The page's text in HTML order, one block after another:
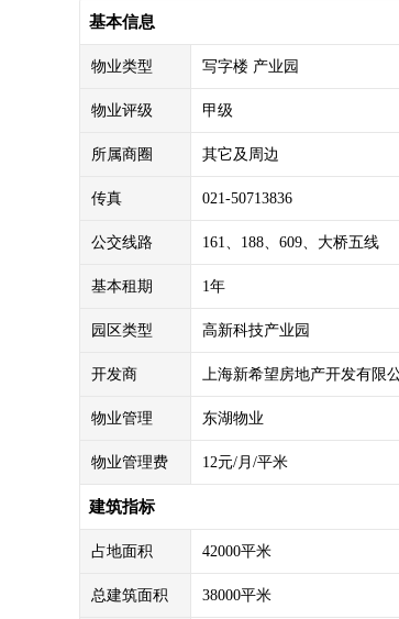
基本信息
物业类型 写字楼 产业园
物业评级 甲级
所属商圈 其它及周边
传真 021-50713836
公交线路 161、188、609、大桥五线
基本租期 1年
园区类型 高新科技产业园
开发商 上海新希望房地产开发有限
物业管理 东湖物业
物业管理费 12元/月/平米
建筑指标
占地面积 42000平米
总建筑面积 38000平米